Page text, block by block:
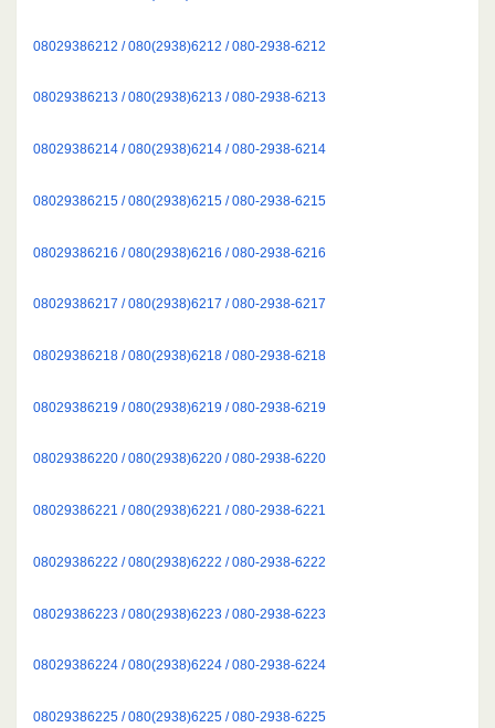
08029386212 / 080(2938)6212 / 080-2938-6212
08029386213 / 080(2938)6213 / 080-2938-6213
08029386214 / 080(2938)6214 / 080-2938-6214
08029386215 / 080(2938)6215 / 080-2938-6215
08029386216 / 080(2938)6216 / 080-2938-6216
08029386217 / 080(2938)6217 / 080-2938-6217
08029386218 / 080(2938)6218 / 080-2938-6218
08029386219 / 080(2938)6219 / 080-2938-6219
08029386220 / 080(2938)6220 / 080-2938-6220
08029386221 / 080(2938)6221 / 080-2938-6221
08029386222 / 080(2938)6222 / 080-2938-6222
08029386223 / 080(2938)6223 / 080-2938-6223
08029386224 / 080(2938)6224 / 080-2938-6224
08029386225 / 080(2938)6225 / 080-2938-6225